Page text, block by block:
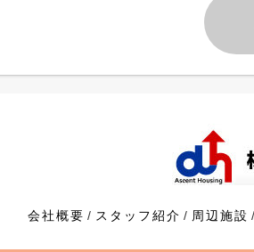
会社概要 スタッフ紹介 周辺施設